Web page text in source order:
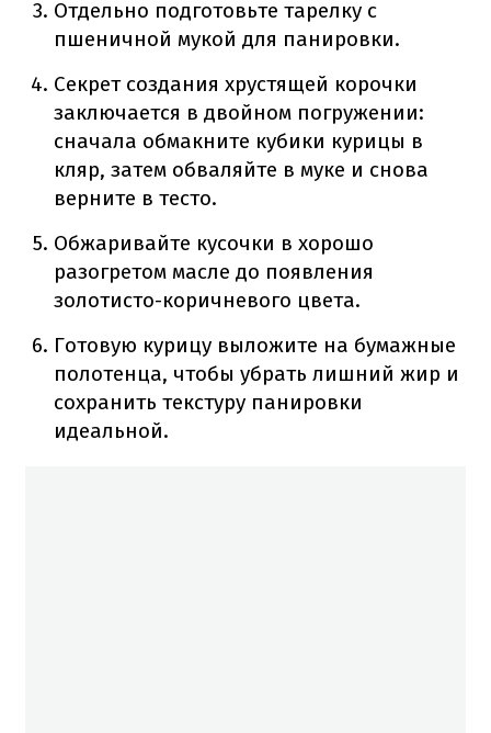
Отдельно подготовьте тарелку с
пшеничной мукой для панировки.
Секрет создания хрустящей корочки
заключается в двойном погружении:
сначала обмакните кубики курицы в
кляр, затем обваляйте в муке и снова
верните в тесто.
Обжаривайте кусочки в хорошо
разогретом масле до появления
золотисто-коричневого цвета.
Готовую курицу выложите на бумажные
полотенца, чтобы убрать лишний жир и
сохранить текстуру панировки
идеальной.